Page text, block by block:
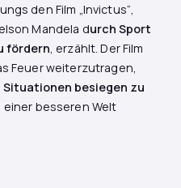
den Film „Invictus“,
Mandela durch Sport
fördern , erzählt. Der Film
Feuer weiterzutragen,
besiegen zu
einer besseren Welt